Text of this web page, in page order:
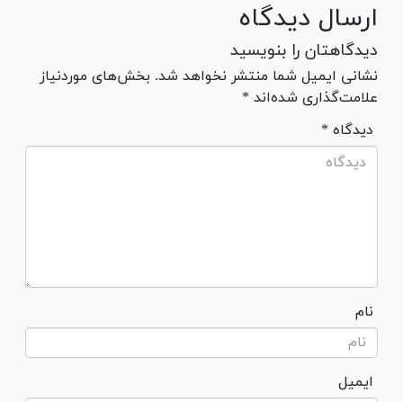
ارسال دیدگاه
دیدگاهتان را بنویسید
نشانی ایمیل شما منتشر نخواهد شد. بخش‌های موردنیاز
علامت‌گذاری شده‌اند *
* دیدگاه
نام
ایمیل